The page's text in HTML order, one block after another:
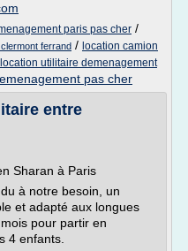
paris pas cher /
ferrand / location camion
location utilitaire demenagement
pas cher
entre
Sharan à Paris
à notre besoin, un
et adapté aux longues
pour partir en
4 enfants.